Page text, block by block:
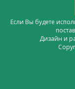
Если Вы будете
Дизайн и